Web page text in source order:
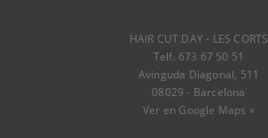
HAIR CUT DAY - LES CORTS
Telf. 673 67 50 51
Avinguda Diagonal, 511
08029 - Barcelona
Ver en Google Maps »